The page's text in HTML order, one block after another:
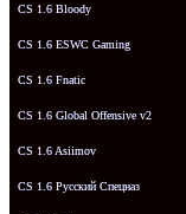
CS 1.6 Bloody
CS 1.6 ESWC Gaming
CS 1.6 Fnatic
CS 1.6 Global Offensive v2
CS 1.6 Asiimov
CS 1.6 Русский Спецназ